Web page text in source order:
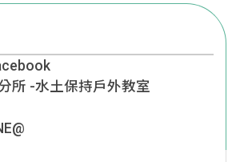
所 -水土保持戶外教室